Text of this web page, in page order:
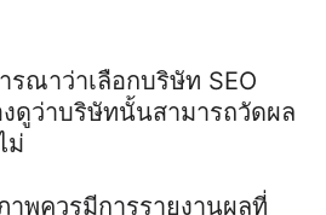
รณาว่าเลือกบริษัท SEO
ดูว่าบริษัทนั้นสามารถวัดผล
ม่
พควรมีการรายงานผลที่